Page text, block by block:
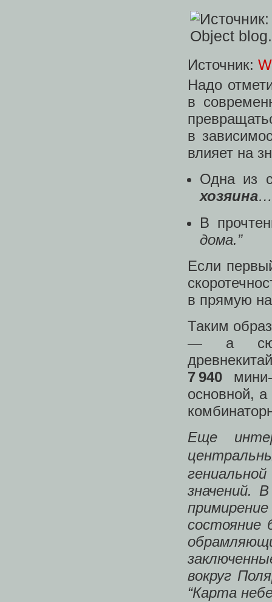
Источник:
Надо
в
в
влияет на
Одна из
хозяина
В
дома.”
Если
в прямую
Таким
— а сюда
7 940
основной,
Еще
значений.
состояние
вокруг
“Карта